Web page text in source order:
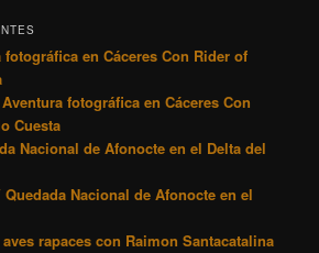
fotográfica en Cáceres Con Rider of
Aventura fotográfica en Cáceres Con
Cuesta
Nacional de Afonocte en el Delta del
Quedada Nacional de Afonocte en el
rapaces con Raimon Santacatalina